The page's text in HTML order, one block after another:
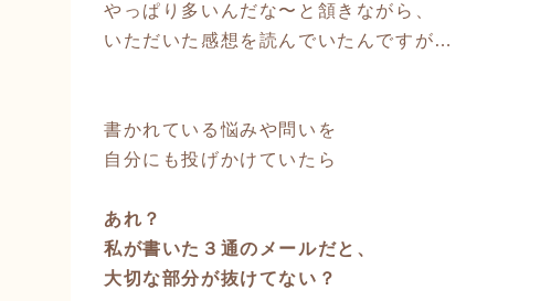
やっぱり多いんだな〜と頷きながら、
いただいた感想を読んでいたんですが…
書かれている悩みや問いを
自分にも投げかけていたら
あれ？
私が書いた３通のメールだと、
大切な部分が抜けてない？